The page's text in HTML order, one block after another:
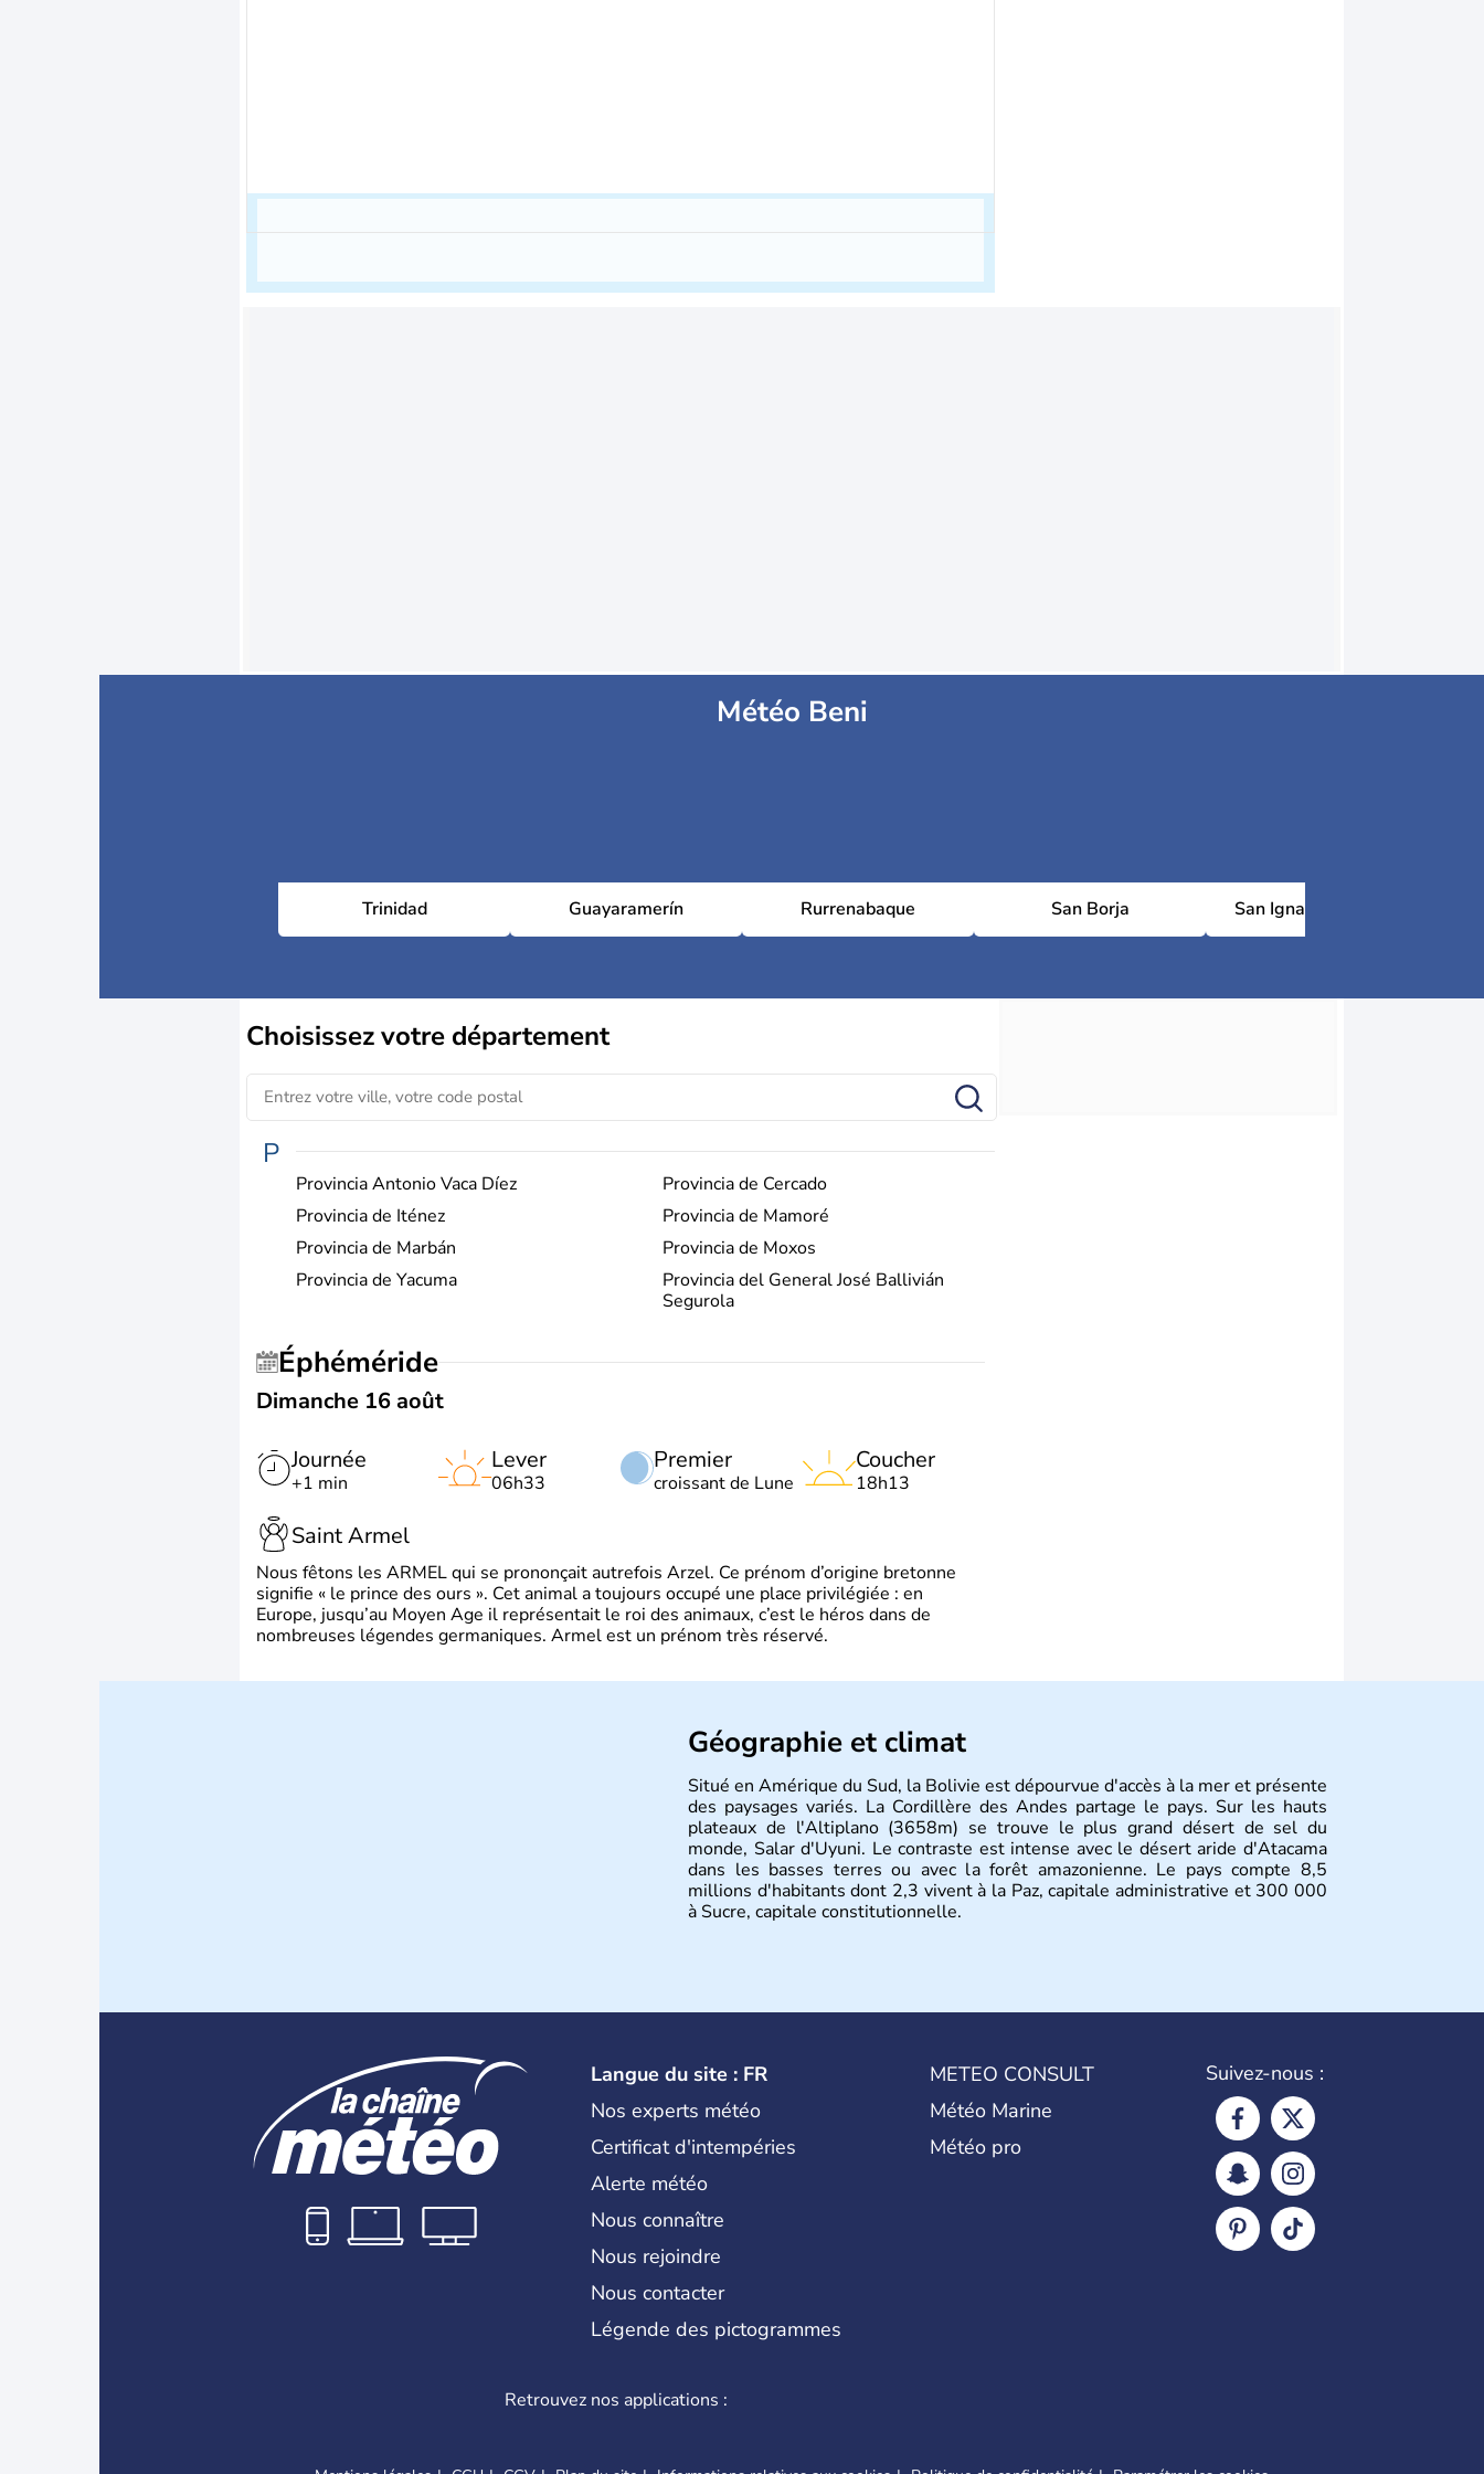
Météo Beni
Trinidad Guayaramerín Rurrenabaque San Borja San Ignacio de Moxos
Choisissezvotre département
P
Provincia Antonio Vaca Díez
Provincia de Cercado
Provincia de Iténez
Provincia de Mamoré
Provincia de Marbán
Provincia de Moxos
Provincia de Yacuma
Provincia del General José Ballivián
Segurola
Éphéméride
Dimanche 16 août
Journée
+1 min
Premier
croissant de Lune
Lever
06h33
Coucher
18h13
Saint Armel
Nous fêtons les ARMEL qui se prononçait autrefois Arzel. Ce prénom d’origine bretonne
signifie « le prince des ours ». Cet animal a toujours occupé une place privilégiée : en
Europe, jusqu’au Moyen Age il représentait le roi des animaux, c’est le héros dans de
nombreuses légendes germaniques. Armel est un prénom très réservé.
Géographie et climat
Situé en Amérique du Sud, la Bolivie est dépourvue d'accès à la mer et présente
des paysages variés. La Cordillère des Andes partage le pays. Sur les hauts
plateaux de l'Altiplano (3658m) se trouve le plus grand désert de sel du
monde, Salar d'Uyuni. Le contraste est intense avec le désert aride d'Atacama
dans les basses terres ou avec la forêt amazonienne. Le pays compte 8,5
millions d'habitants dont 2,3 vivent à la Paz, capitale administrative et 300 000
à Sucre, capitale constitutionnelle.
Langue du site : FR
Nos experts météo
Certificat d'intempéries
Alerte météo
Nous connaître
Nous rejoindre
Nous contacter
Légende des pictogrammes
METEO CONSULT
Météo Marine
Météo pro
Suivez-nous :
Retrouvez nos applications :